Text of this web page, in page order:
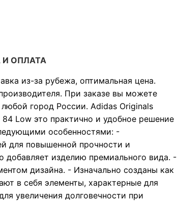
ОПЛАТА
из-за рубежа, оптимальная цена.
При заказе вы можете
город России. Adidas Originals
Low это практично и удобное решение
особенностями: -
для повышенной прочности и
изделию премиального вида. -
дизайна. - Изначально созданы как
в себя элементы, характерные для
увеличения долговечности при